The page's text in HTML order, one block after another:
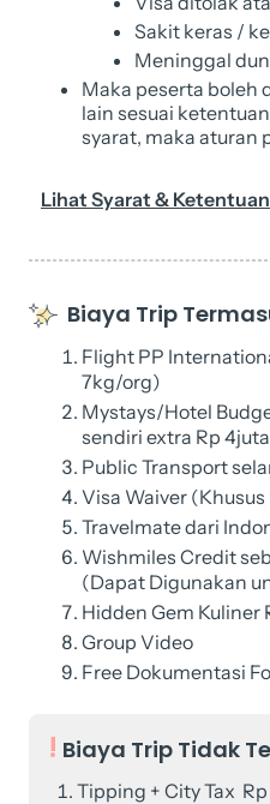
Sakit keras /
Meninggal
Maka peserta boleh
lain sesuai
syarat, maka aturan
Lihat Syarat & Ketentuan
Biaya Trip
Flight PP
7kg/org)
Mystays/Hotel
sendiri extra Rp
Public Transport
Visa Waiver
Travelmate dari
Wishmiles Credit
(Dapat Digunakan
Hidden Gem
Group Video
Free Dokumentasi
Biaya Trip Tidak
Tipping + City Tax